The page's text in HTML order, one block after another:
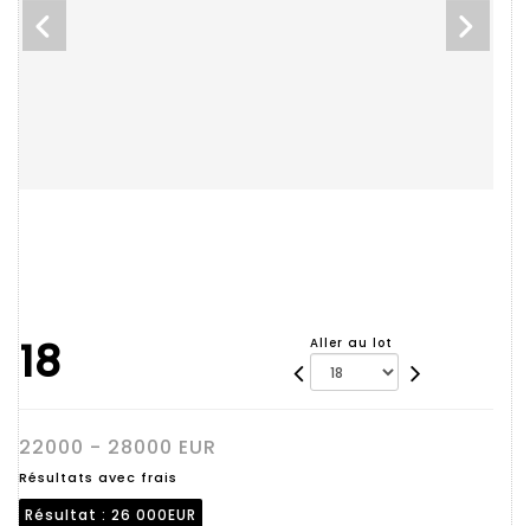
18 Aller au lot
22000 - 28000 EUR
Résultats avec frais
Résultat : 26 000EUR